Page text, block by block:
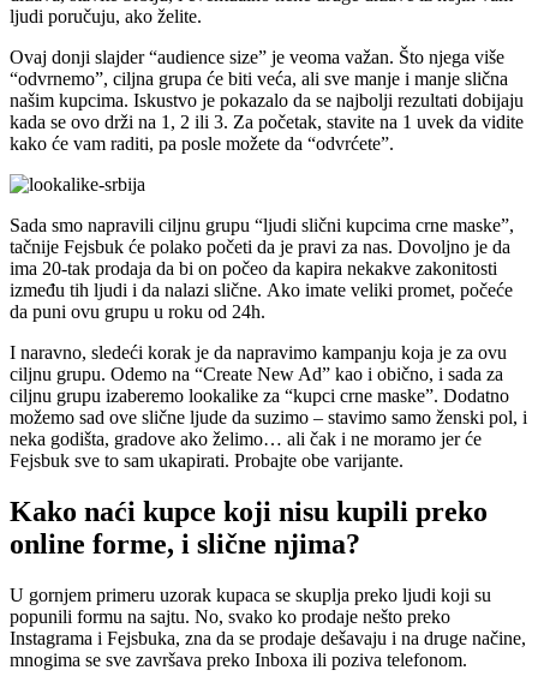
ljudi poručuju, ako želite.
Ovaj donji slajder “audience size” je veoma važan. Što njega više
“odvrnemo”, ciljna grupa će biti veća, ali sve manje i manje slična
našim kupcima. Iskustvo je pokazalo da se najbolji rezultati dobijaju
kada se ovo drži na 1, 2 ili 3. Za početak, stavite na 1 uvek da vidite
kako će vam raditi, pa posle možete da “odvrćete”.
Sada smo napravili ciljnu grupu “ljudi slični kupcima crne maske”,
tačnije Fejsbuk će polako početi da je pravi za nas. Dovoljno je da
ima 20-tak prodaja da bi on počeo da kapira nekakve zakonitosti
između tih ljudi i da nalazi slične. Ako imate veliki promet, počeće
da puni ovu grupu u roku od 24h.
I naravno, sledeći korak je da napravimo kampanju koja je za ovu
ciljnu grupu. Odemo na “Create New Ad” kao i obično, i sada za
ciljnu grupu izaberemo lookalike za “kupci crne maske”. Dodatno
možemo sad ove slične ljude da suzimo – stavimo samo ženski pol, i
neka godišta, gradove ako želimo… ali čak i ne moramo jer će
Fejsbuk sve to sam ukapirati. Probajte obe varijante.
Kako naći kupce koji nisu kupili preko
online forme, i slične njima?
U gornjem primeru uzorak kupaca se skuplja preko ljudi koji su
popunili formu na sajtu. No, svako ko prodaje nešto preko
Instagrama i Fejsbuka, zna da se prodaje dešavaju i na druge načine,
mnogima se sve završava preko Inboxa ili poziva telefonom.